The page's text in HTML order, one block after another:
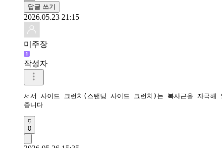
답글 쓰기
2026.05.23 21:15
미주장
작성자
서서 사이드 크런치(스탠딩 사이드 크런치)는 복사근을 자극해
줍니다
0